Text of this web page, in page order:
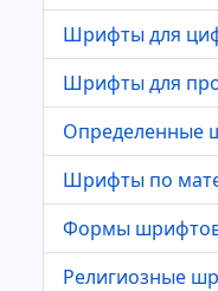
Шрифты для
Шрифты для
Определенные
Шрифты по
Формы
Религиозные